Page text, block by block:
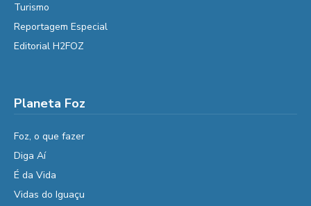
Turismo
Reportagem Especial
Editorial H2FOZ
Planeta Foz
Foz, o que fazer
Diga Aí
É da Vida
Vidas do Iguaçu